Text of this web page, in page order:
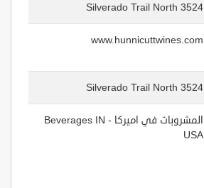
3524 Silverado Trail North
www.hunnicuttwines.com
3524 Silverado Trail North
المشروبات في اميركا - Beverages IN
USA